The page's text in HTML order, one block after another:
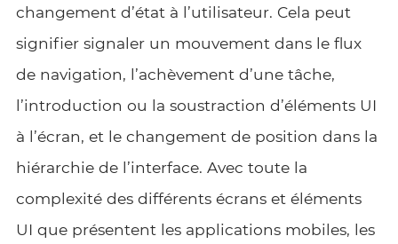
changement d’état à l’utilisateur. Cela peut
signifier signaler un mouvement dans le flux
de navigation, l’achèvement d’une tâche,
l’introduction ou la soustraction d’éléments UI
à l’écran, et le changement de position dans la
hiérarchie de l’interface. Avec toute la
complexité des différents écrans et éléments
UI que présentent les applications mobiles, les